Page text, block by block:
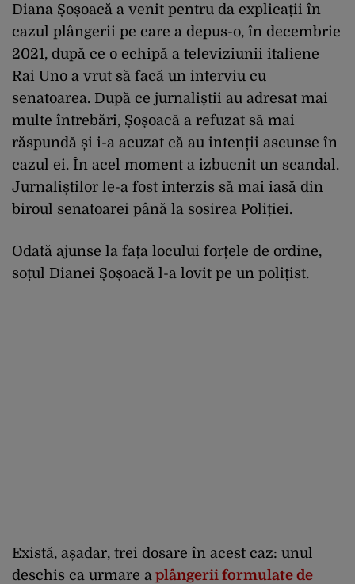
Diana Șoșoacă a venit pentru da explicații în
cazul plângerii pe care a depus-o, în decembrie
2021, după ce o echipă a televiziunii italiene
Rai Uno a vrut să facă un interviu cu
senatoarea. După ce jurnaliștii au adresat mai
multe întrebări, Șoșoacă a refuzat să mai
răspundă și i-a acuzat că au intenții ascunse în
cazul ei. În acel moment a izbucnit un scandal.
Jurnaliștilor le-a fost interzis să mai iasă din
biroul senatoarei până la sosirea Poliției.
Odată ajunse la fața locului forțele de ordine,
soțul Dianei Șoșoacă l-a lovit pe un polițist.
Există, așadar, trei dosare în acest caz: unul
deschis ca urmare a plângerii formulate de